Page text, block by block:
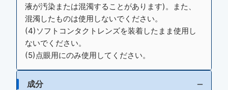
液が汚染または混濁することがあります)。また、
混濁したものは使用しないでください。
(4)ソフトコンタクトレンズを装着したまま使用し
ないでください。
(5)点眼用にのみ使用してください。
成分